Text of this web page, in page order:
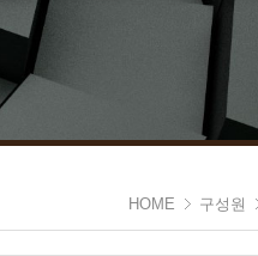
HOME 구성원